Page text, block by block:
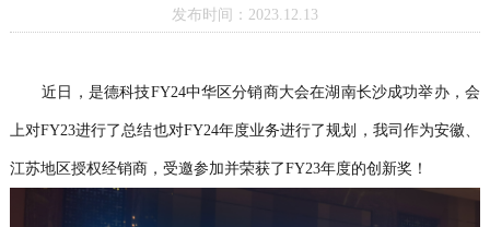
发布时间：2023.12.13
近日，是德科技FY24中华区分销商大会在湖南长沙成功举办，会
上对FY23进行了总结也对FY24年度业务进行了规划，我司作为安徽、
江苏地区授权经销商，受邀参加并荣获了FY23年度的创新奖！